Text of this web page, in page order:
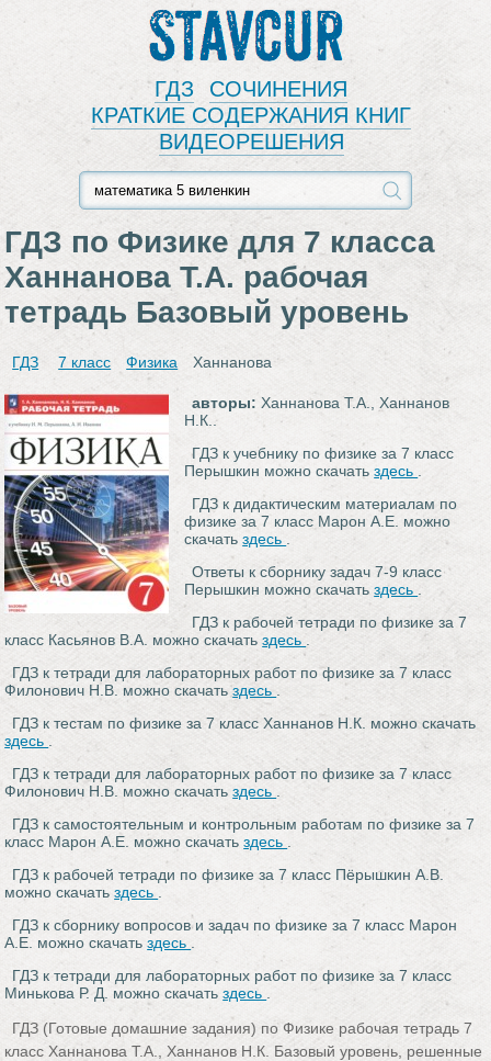
Stavcur
ГДЗ
СОЧИНЕНИЯ
КРАТКИЕ СОДЕРЖАНИЯ КНИГ
ВИДЕОРЕШЕНИЯ
ГДЗ по Физике для 7 класса
Ханнанова Т.А. рабочая
тетрадь Базовый уровень
ГДЗ 7 класс Физика Ханнанова
авторы:Ханнанова Т.А., Ханнанов
Н.К..
ГДЗ к учебнику по физике за 7 класс
Перышкин можно скачатьздесь
ГДЗ к дидактическим материалам по
физике за 7 класс Марон А.Е. можно
скачатьздесь
Ответы к сборнику задач 7-9 класс
Перышкин можно скачатьздесь
ГДЗ к рабочей тетради по физике за 7
класс Касьянов В.А. можно скачатьздесь
ГДЗ к тетради для лабораторных работ по физике за 7 класс
Филонович Н.В. можно скачатьздесь
ГДЗ к тестам по физике за 7 класс Ханнанов Н.К. можно скачать
здесь
ГДЗ к тетради для лабораторных работ по физике за 7 класс
Филонович Н.В. можно скачатьздесь
ГДЗ к самостоятельным и контрольным работам по физике за 7
класс Марон А.Е. можно скачатьздесь
ГДЗ к рабочей тетради по физике за 7 класс Пёрышкин А.В.
можно скачатьздесь
ГДЗ к сборнику вопросов и задач по физике за 7 класс Марон
А.Е. можно скачатьздесь
ГДЗ к тетради для лабораторных работ по физике за 7 класс
Минькова Р. Д. можно скачатьздесь
ГДЗ (Готовые домашние задания) по Физике рабочая тетрадь 7
класс Ханнанова Т.А., Ханнанов Н.К. Базовый уровень, решенные